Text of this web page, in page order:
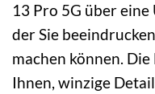
13 Pro 5G über
der Sie
machen können.
Ihnen, winzige